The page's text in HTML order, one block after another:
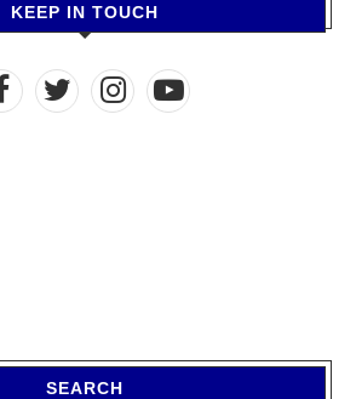
KEEP IN TOUCH
SEARCH